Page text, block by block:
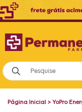
Página Inicial > YoPro